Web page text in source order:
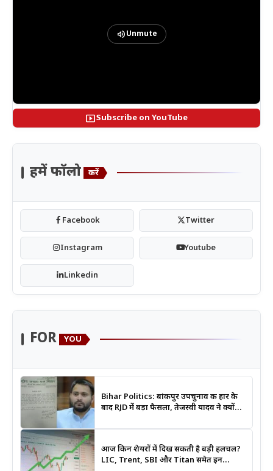
volume_upUnmute
smart_displaySubscribe on YouTube
हमें फॉलो करें
Facebook Twitter
Instagram Youtube
Linkedin
FOR YOU
Bihar Politics: बांकीपुर उपचुनाव की हार के
बाद RJD में बड़ा फैसला, तेजस्वी यादव ने क्यों
आज किन शेयरों में दिख सकती है बड़ी हलचल?
LIC, Trent, SBI और Titan समेत इन